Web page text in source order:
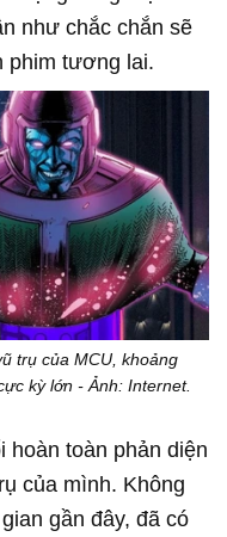
như chắc chắn sẽ
phim tương lai.
trụ của MCU, khoảng
kỳ lớn - Ảnh: Internet.
hoàn toàn phản diện
của mình. Không
gần đây, đã có